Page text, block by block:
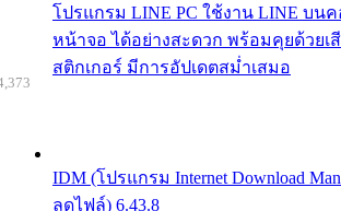
โปรแกรม LINE PC ใช้งาน LINE บน
หน้าจอ ได้อย่างสะดวก พร้อมคุยด้วยเ
สติกเกอร์ มีการอัปเดตสม่ำเสมอ
IDM (โปรแกรม Internet Download
ลดไฟล์) 6.43.8